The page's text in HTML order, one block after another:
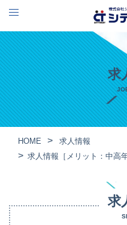
求
HOME
求人情報
求人情報［メリット：中高
求